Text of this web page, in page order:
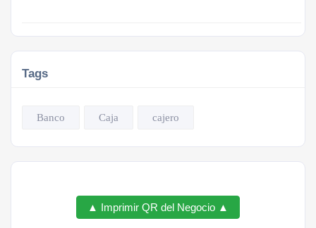
Tags
Banco Caja cajero
▲ Imprimir QR del Negocio ▲